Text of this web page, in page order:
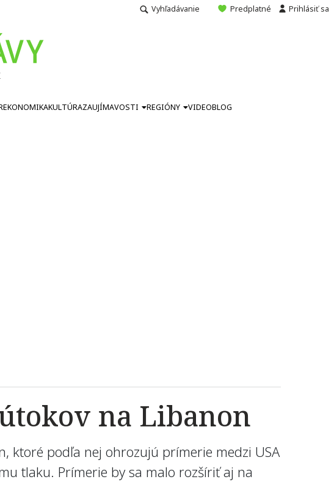
Vyhľadávanie Predplatné Prihlásiť sa
EKONOMIKAKULTÚRAZAUJÍMAVOSTI REGIÓNY VIDEOBLOG
na Libanon
ktoré podľa nej ohrozujú prímerie medzi USA
tlaku. Prímerie by sa malo rozšíriť aj na